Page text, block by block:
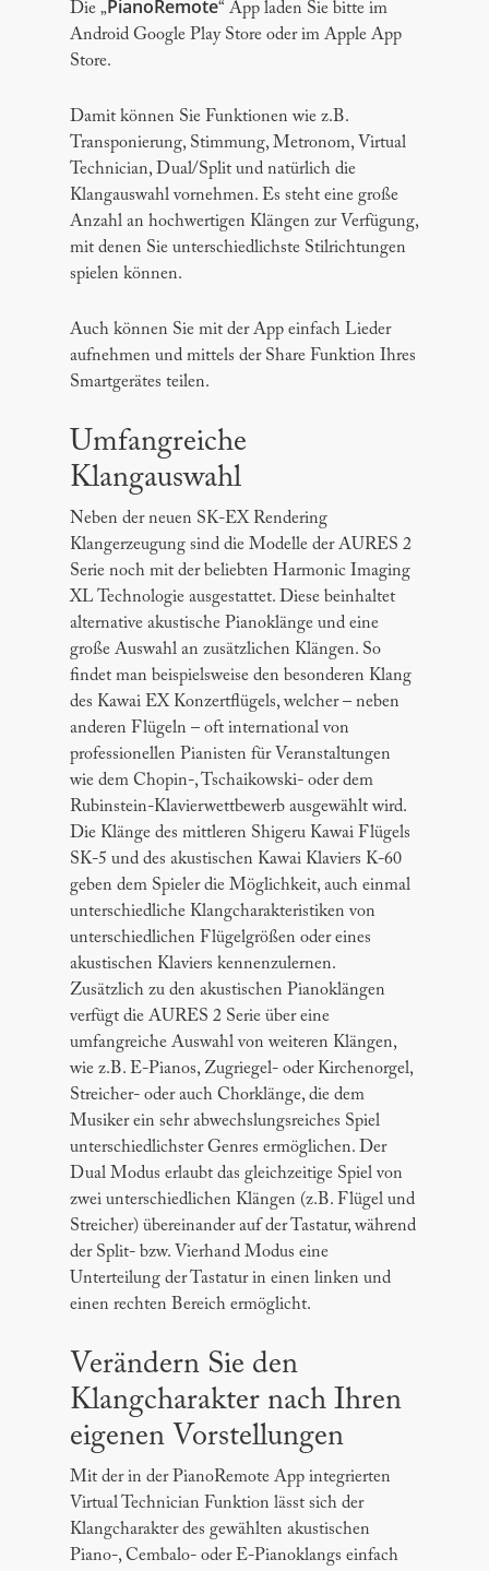
Die „PianoRemote“ App laden Sie bitte im
Android Google Play Store oder im Apple App
Store.
Damit können Sie Funktionen wie z.B.
Transponierung, Stimmung, Metronom, Virtual
Technician, Dual/Split und natürlich die
Klangauswahl vornehmen. Es steht eine große
Anzahl an hochwertigen Klängen zur Verfügung,
mit denen Sie unterschiedlichste Stilrichtungen
spielen können.
Auch können Sie mit der App einfach Lieder
aufnehmen und mittels der Share Funktion Ihres
Smartgerätes teilen.
Umfangreiche
Klangauswahl
Neben der neuen SK-EX Rendering
Klangerzeugung sind die Modelle der AURES 2
Serie noch mit der beliebten Harmonic Imaging
XL Technologie ausgestattet. Diese beinhaltet
alternative akustische Pianoklänge und eine
große Auswahl an zusätzlichen Klängen. So
findet man beispielsweise den besonderen Klang
des Kawai EX Konzertflügels, welcher – neben
anderen Flügeln – oft international von
professionellen Pianisten für Veranstaltungen
wie dem Chopin-, Tschaikowski- oder dem
Rubinstein-Klavierwettbewerb ausgewählt wird.
Die Klänge des mittleren Shigeru Kawai Flügels
SK-5 und des akustischen Kawai Klaviers K-60
geben dem Spieler die Möglichkeit, auch einmal
unterschiedliche Klangcharakteristiken von
unterschiedlichen Flügelgrößen oder eines
akustischen Klaviers kennenzulernen.
Zusätzlich zu den akustischen Pianoklängen
verfügt die AURES 2 Serie über eine
umfangreiche Auswahl von weiteren Klängen,
wie z.B. E-Pianos, Zugriegel- oder Kirchenorgel,
Streicher- oder auch Chorklänge, die dem
Musiker ein sehr abwechslungsreiches Spiel
unterschiedlichster Genres ermöglichen. Der
Dual Modus erlaubt das gleichzeitige Spiel von
zwei unterschiedlichen Klängen (z.B. Flügel und
Streicher) übereinander auf der Tastatur, während
der Split- bzw. Vierhand Modus eine
Unterteilung der Tastatur in einen linken und
einen rechten Bereich ermöglicht.
Verändern Sie den
Klangcharakter nach Ihren
eigenen Vorstellungen
Mit der in der PianoRemote App integrierten
Virtual Technician Funktion lässt sich der
Klangcharakter des gewählten akustischen
Piano-, Cembalo- oder E-Pianoklangs einfach